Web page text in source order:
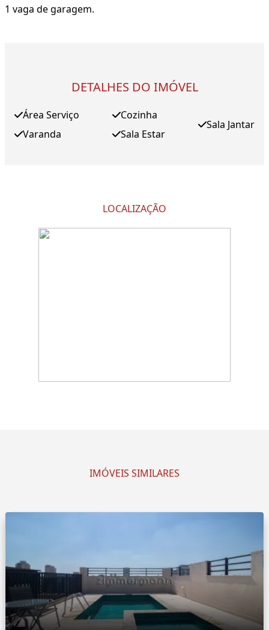
1 vaga de garagem.
DETALHES DO IMÓVEL
Área Serviço
Varanda
Cozinha
Sala Estar
Sala Jantar
LOCALIZAÇÃO
IMÓVEIS SIMILARES